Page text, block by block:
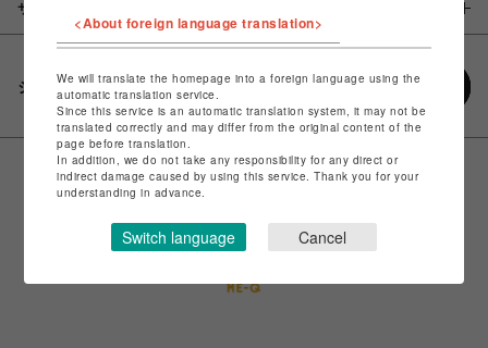
サイズ
シェアする
<About foreign language translation>
We will translate the homepage into a foreign language using the
automatic translation service.
Since this service is an automatic translation system, it may not be
translated correctly and may differ from the original content of the
page before translation.
In addition, we do not take any responsibility for any direct or
indirect damage caused by using this service. Thank you for your
understanding in advance.
Switch language Cancel